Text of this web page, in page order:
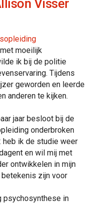
Visser
moeilijk
ik bij de politie
Tijdens
geworden en leerde
anderen te kijken.
jaar besloot bij de
onderbroken
heb ik de studie weer
en wil mij met
ontwikkelen in mijn
zijn voor
psychosynthese in